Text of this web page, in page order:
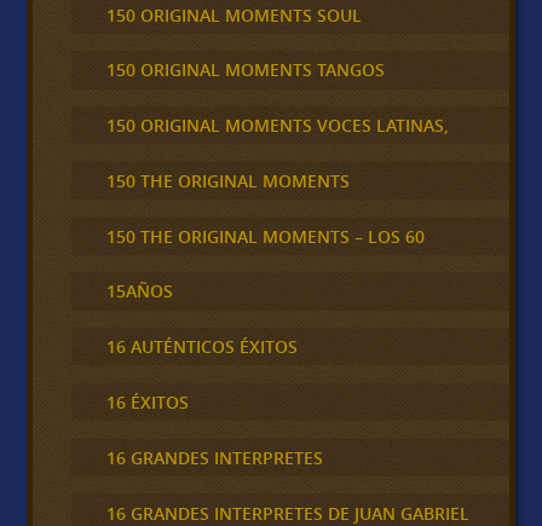
150 ORIGINAL MOMENTS SOUL
150 ORIGINAL MOMENTS TANGOS
150 ORIGINAL MOMENTS VOCES LATINAS,
150 THE ORIGINAL MOMENTS
150 THE ORIGINAL MOMENTS – LOS 60
15AÑOS
16 AUTÉNTICOS ÉXITOS
16 ÉXITOS
16 GRANDES INTERPRETES
16 GRANDES INTERPRETES DE JUAN GABRIEL